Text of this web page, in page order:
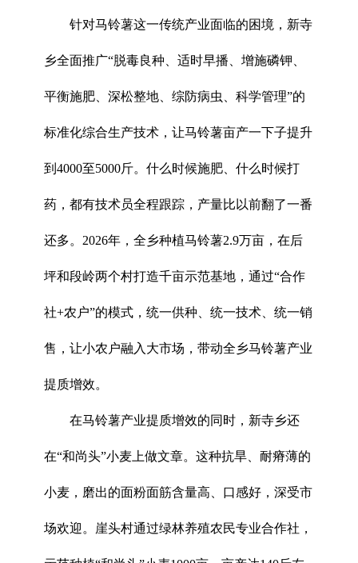
针对马铃薯这一传统产业面临的困境，新寺
乡全面推广“脱毒良种、适时早播、增施磷钾、
平衡施肥、深松整地、综防病虫、科学管理”的
标准化综合生产技术，让马铃薯亩产一下子提升
到4000至5000斤。什么时候施肥、什么时候打
药，都有技术员全程跟踪，产量比以前翻了一番
还多。2026年，全乡种植马铃薯2.9万亩，在后
坪和段岭两个村打造千亩示范基地，通过“合作
社+农户”的模式，统一供种、统一技术、统一销
售，让小农户融入大市场，带动全乡马铃薯产业
提质增效。
在马铃薯产业提质增效的同时，新寺乡还
在“和尚头”小麦上做文章。这种抗旱、耐瘠薄的
小麦，磨出的面粉面筋含量高、口感好，深受市
场欢迎。崖头村通过绿林养殖农民专业合作社，